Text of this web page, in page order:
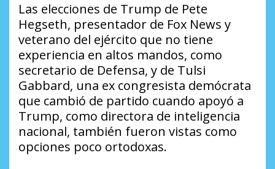
Las elecciones de Trump de Pete
Hegseth, presentador de Fox News y
veterano del ejército que no tiene
experiencia en altos mandos, como
secretario de Defensa, y de Tulsi
Gabbard, una ex congresista demócrata
que cambió de partido cuando apoyó a
Trump, como directora de inteligencia
nacional, también fueron vistas como
opciones poco ortodoxas.